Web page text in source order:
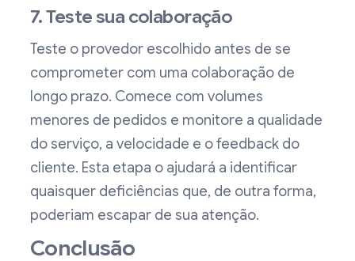
7. Teste sua colaboração
Teste o provedor escolhido antes de se
comprometer com uma colaboração de
longo prazo. Comece com volumes
menores de pedidos e monitore a qualidade
do serviço, a velocidade e o feedback do
cliente. Esta etapa o ajudará a identificar
quaisquer deficiências que, de outra forma,
poderiam escapar de sua atenção.
Conclusão